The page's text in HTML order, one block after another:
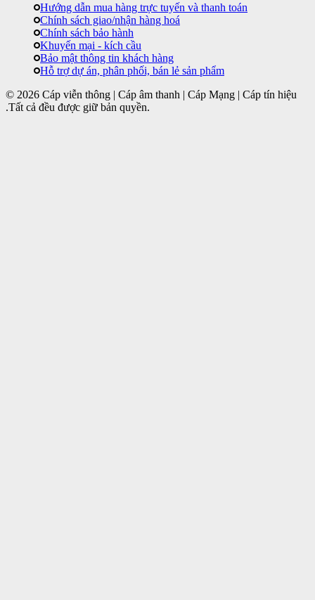
Hướng dẫn mua hàng trực tuyến và thanh toán
Chính sách giao/nhận hàng hoá
Chính sách bảo hành
Khuyến mại - kích cầu
Bảo mật thông tin khách hàng
Hỗ trợ dự án, phân phối, bán lẻ sản phẩm
© 2026 Cáp viễn thông | Cáp âm thanh | Cáp Mạng | Cáp tín hiệu
.Tất cả đều được giữ bản quyền.